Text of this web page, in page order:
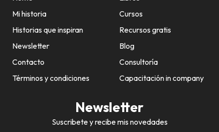
Mi historia
Historias que inspiran
Newsletter
Contacto
Términos y condiciones
Cursos
Recursos gratis
Blog
Consultoría
Capacitación in company
Newsletter
Suscribete y recibe mis novedades